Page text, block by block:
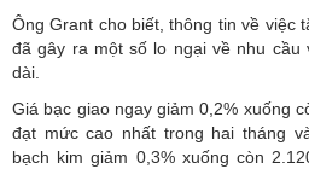
Ông Grant cho biết, thông tin về việc
đã gây ra một số lo ngại về nhu
dài.
Giá bạc giao ngay giảm 0,2% xuống
đạt mức cao nhất trong hai tháng
bạch kim giảm 0,3% xuống còn